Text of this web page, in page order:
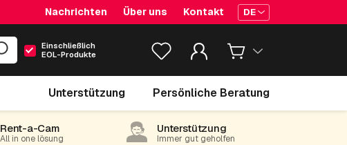
Nachrichten Über uns Kontakt DE
Einschließlich
EOL-Produkte
Unterstützung Persönliche Beratung
206.
15 €
Rent-a-Cam
All in one lösung
Unterstützung
Immer gut geholfen